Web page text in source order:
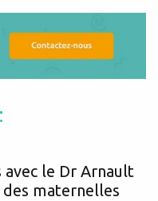
avec le Dr Arnault
maternelles